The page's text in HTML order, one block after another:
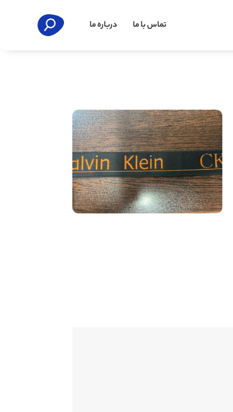
تماس با ما درباره ما